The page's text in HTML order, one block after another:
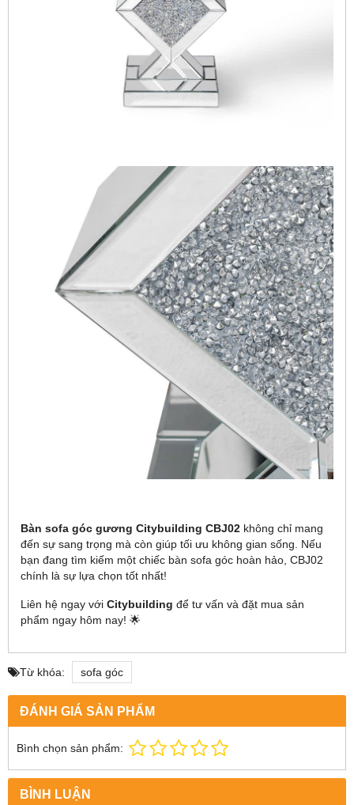
Bàn sofa góc gương Citybuilding CBJ02 không chỉ mang
đến sự sang trọng mà còn giúp tối ưu không gian sống. Nếu
bạn đang tìm kiếm một chiếc bàn sofa góc hoàn hảo, CBJ02
chính là sự lựa chọn tốt nhất!
Liên hệ ngay với Citybuilding để tư vấn và đặt mua sản
phẩm ngay hôm nay! 🌟
Từ khóa: sofa góc
ĐÁNH GIÁ SẢN PHẨM
Bình chọn sản phẩm:
BÌNH LUẬN